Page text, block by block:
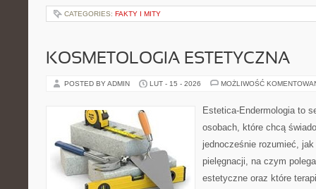
CATEGORIES: FAKTY I MITY
KOSMETOLOGIA ESTETYCZNA
POSTED BY ADMIN LUT - 15 - 2026 MOŻLIWOŚĆ
Estetica-Endermologia to
osobach, które chcą
jednocześnie rozumieć, jak
pielęgnacji, na czym
estetyczne oraz które